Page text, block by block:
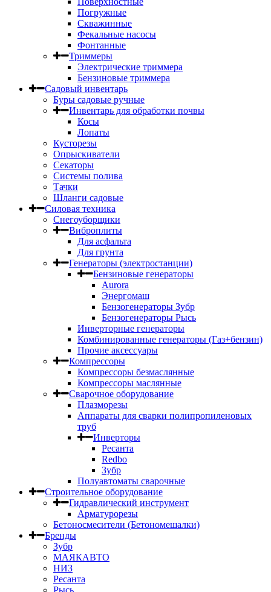
Погружные
Скважинные
Фекальные насосы
Фонтанные
Триммеры
Электрические триммера
Бензиновые триммера
Садовый инвентарь
Буры садовые ручные
Инвентарь для обработки почвы
Косы
Лопаты
Кусторезы
Опрыскиватели
Секаторы
Системы полива
Тачки
Шланги садовые
Силовая техника
Снегоуборщики
Виброплиты
Для асфальта
Для грунта
Генераторы (электростанции)
Бензиновые генераторы
Aurora
Энергомаш
Бензогенераторы Зубр
Бензогенераторы Рысь
Инверторные генераторы
Комбинированные генераторы (Газ+бензин)
Прочие аксессуары
Компрессоры
Компрессоры безмаслянные
Компрессоры маслянные
Сварочное оборудование
Плазморезы
Аппараты для сварки полипропиленовых
труб
Инверторы
Ресанта
Redbo
Зубр
Полуавтоматы сварочные
Строительное оборудование
Гидравлический инструмент
Арматурорезы
Бетоносмесители (Бетономешалки)
Бренды
Зубр
МАЯКАВТО
НИЗ
Ресанта
Рысь